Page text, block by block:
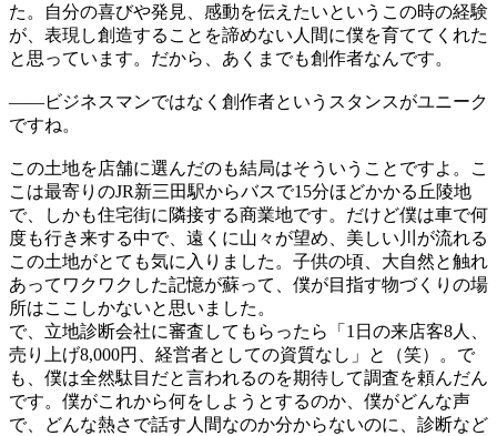
た。自分の喜びや発見、感動を伝えたいというこの時の経験
が、表現し創造することを諦めない人間に僕を育ててくれた
と思っています。だから、あくまでも創作者なんです。
——ビジネスマンではなく創作者というスタンスがユニーク
ですね。
この土地を店舗に選んだのも結局はそういうことですよ。こ
こは最寄りのJR新三田駅からバスで15分ほどかかる丘陵地
で、しかも住宅街に隣接する商業地です。だけど僕は車で何
度も行き来する中で、遠くに山々が望め、美しい川が流れる
この土地がとても気に入りました。子供の頃、大自然と触れ
あってワクワクした記憶が蘇って、僕が目指す物づくりの場
所はここしかないと思いました。
で、立地診断会社に審査してもらったら「1日の来店客8人、
売り上げ8,000円、経営者としての資質なし」と（笑）。で
も、僕は全然駄目だと言われるのを期待して調査を頼んだん
です。僕がこれから何をしようとするのか、僕がどんな声
で、どんな熱さで話す人間なのか分からないのに、診断など